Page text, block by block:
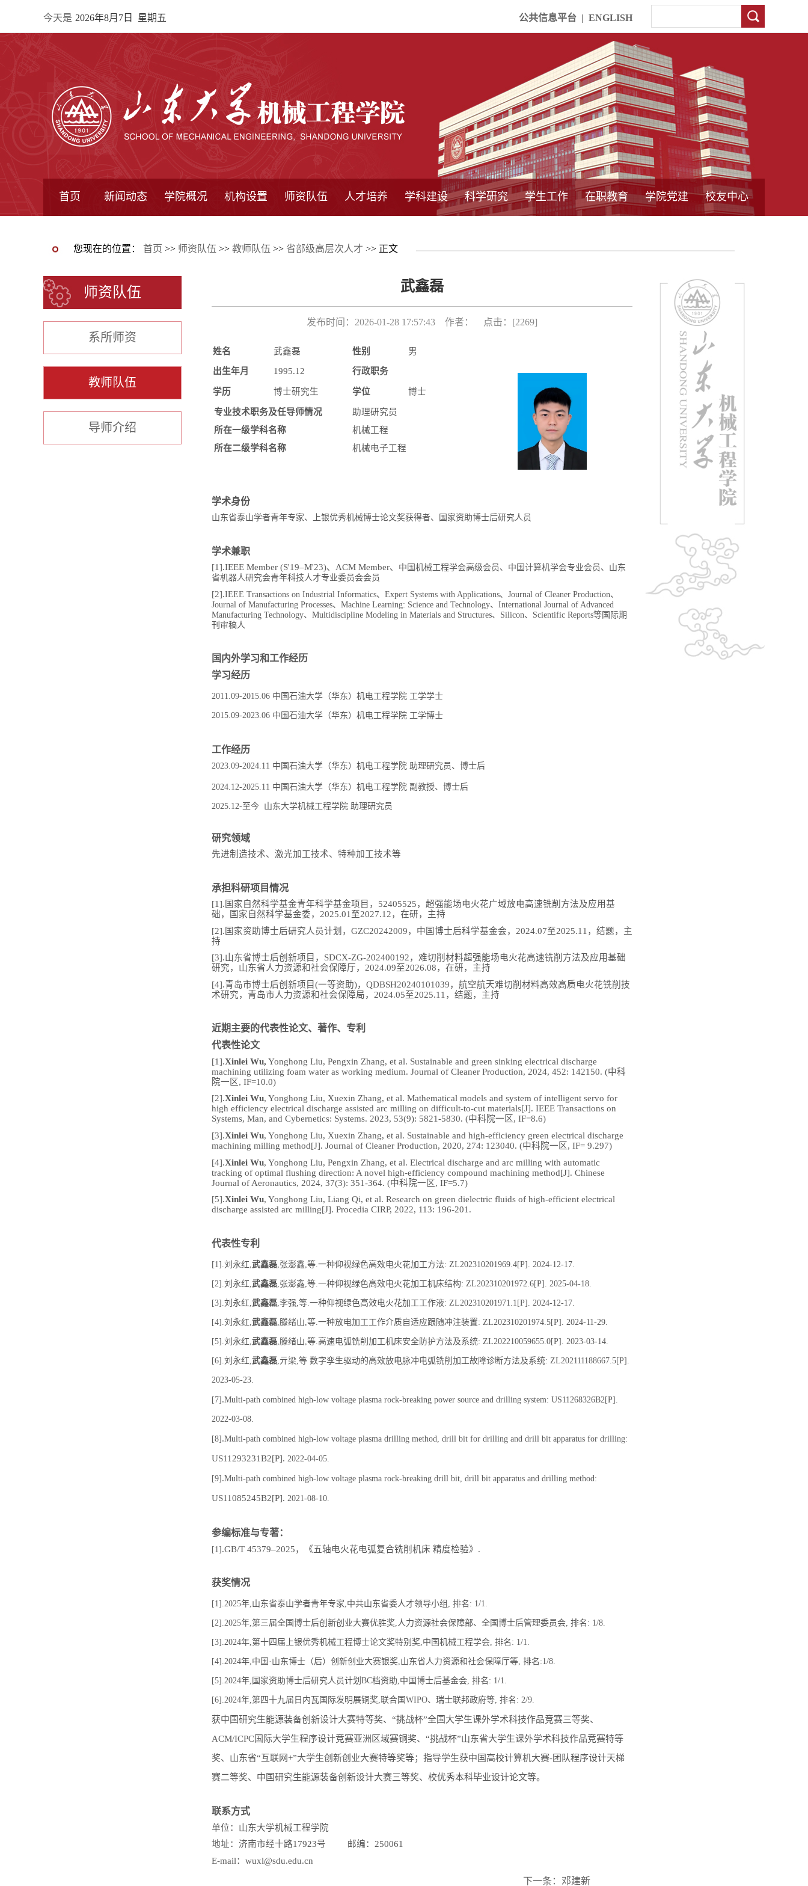
今天是 2026年8月7日 星期五 公共信息平台 | ENGLISH
首页 新闻动态 学院概况 机构设置 师资队伍 人才培养
坛
学科建设 科学研究 学生工作 在职教育 学院党建 校友中心
您现在的位置： 首页 >> 师资队伍 >> 教师队伍 >> 省部级高层次人才 >> 正文
师资队伍
系所师资
教师队伍
导师介绍
武鑫磊
发布时间：2026-01-28 17:57:43 作者： 点击：[2269]
姓名 武鑫磊 性别 男
出生年月 1995.12 行政职务
学历 博士研究生 学位 博士
专业技术职务及任导师情况
助理研究员
所在一级学科名称
机械工程
所在二级学科名称
机械电子工程
学术身份
山东省泰山学者青年专家、上银优秀机械博士论文奖获得者、国家资助博士后研究人员
学术兼职
[1].IEEE Member (S'19–M'23)、ACM Member、 中国 机械工程学会高级会员、中国计算机学会专业会员、山东
省机器人研究会青年科技人才专业委员会会员
[2].IEEE Transactions on Industrial Informatics、Expert Systems with Applications、Journal of Cleaner Production、
Journal of Manufacturing Processes、Machine Learning: Science and Technology、International Journal of Advanced
Manufacturing Technology、Multidiscipline Modeling in Materials and Structures、Silicon、Scientific Reports等国际期
刊审稿人
国内外学习和工作经历
学习经历
2011.09-2015.06 中国石油大学（华东）机电工程学院 工学学士
2015.09-2023.06 中国石油大学（华东）机电工程学院 工学博士
工作经历
2023.09-2024.11 中国石油大学（华东）机电工程学院 助理研究员、博士后
2024.12-2025.11 中国石油大学（华东）机电工程学院 副教授、博士后
2025.12-至今 山东大学机械工程学院 助理研究员
研究领域
先进制造技术、激光加工技术、特种加工技术等
承担科研项目情况
[1].国家自然科学基金青年科学基金项目，52405525，超强能场电火花广域放电高速铣削方法及应用基
础，国家自然科学基金委，2025.01至2027.12，在研，主持
[2].国家资助博士后研究人员计划，GZC20242009，中国博士后科学基金会，2024.07至2025.11，结题，主
持
[3].山东省博士后创新项目，SDCX-ZG-202400192，难切削材料超强能场电火花高速铣削方法及应用基础
研究，山东省人力资源和社会保障厅，2024.09至2026.08，在研，主持
[4].青岛市博士后创新项目(一等资助)，QDBSH20240101039，航空航天难切削材料高效高质电火花铣削技
术研究，青岛市人力资源和社会保障局，2024.05至2025.11，结题，主持
近期主要的代表性论文、著作、专利
代表性论文
[1].Xinlei Wu, Yonghong Liu, Pengxin Zhang, et al. Sustainable and green sinking electrical discharge
machining utilizing foam water as working medium. Journal of Cleaner Production, 2024, 452: 142150. (中科
院一区, IF=10.0)
[2].Xinlei Wu, Yonghong Liu, Xuexin Zhang, et al. Mathematical models and system of intelligent servo for
high efficiency electrical discharge assisted arc milling on difficult-to-cut materials[J]. IEEE Transactions on
Systems, Man, and Cybernetics: Systems. 2023, 53(9): 5821-5830. (中科院一区, IF=8.6)
[3].Xinlei Wu, Yonghong Liu, Xuexin Zhang, et al. Sustainable and high-efficiency green electrical discharge
machining milling method[J]. Journal of Cleaner Production, 2020, 274: 123040. (中科院一区, IF= 9.297)
[4].Xinlei Wu, Yonghong Liu, Pengxin Zhang, et al. Electrical discharge and arc milling with automatic
tracking of optimal flushing direction: A novel high-efficiency compound machining method[J]. Chinese
Journal of Aeronautics, 2024, 37(3): 351-364. (中科院一区, IF=5.7)
[5].Xinlei Wu, Yonghong Liu, Liang Qi, et al. Research on green dielectric fluids of high-efficient electrical
discharge assisted arc milling[J]. Procedia CIRP, 2022, 113: 196-201.
代表性专利
[1].刘永红,武鑫磊,张澎鑫,等.一种仰视绿色高效电火花加工方法: ZL202310201969.4[P]. 2024-12-17.
[2].刘永红,武鑫磊,张澎鑫,等.一种仰视绿色高效电火花加工机床结构: ZL202310201972.6[P]. 2025-04-18.
[3].刘永红,武鑫磊,李强,等.一种仰视绿色高效电火花加工工作液: ZL202310201971.1[P]. 2024-12-17.
[4].刘永红,武鑫磊,滕绪山,等.一种放电加工工作介质自适应跟随冲注装置: ZL202310201974.5[P]. 2024-11-29.
[5].刘永红,武鑫磊,滕绪山,等.高速电弧铣削加工机床安全防护方法及系统: ZL202210059655.0[P]. 2023-03-14.
[6].刘永红,武鑫磊,亓梁,等 数字孪生驱动的高效放电脉冲电弧铣削加工故障诊断方法及系统: ZL202111188667.5[P].
2023-05-23.
[7] .Multi-path combined high-low voltage plasma rock-breaking power source and drilling system: US11268326B2[P] .
2022-03-08.
[8] .Multi-path combined high-low voltage plasma drilling method, drill bit for drilling and drill bit apparatus for drilling:
US11293231B2[P]. 2022-04-05.
[9] .Multi-path combined high-low voltage plasma rock-breaking drill bit, drill bit apparatus and drilling method:
US11085245B2[P]. 2021-08-10.
参编标准与专著：
[1] .GB/T 45379–2025，《五轴电火花电弧复合铣削机床 精度检验》.
获奖情况
[1].2025年,山东省泰山学者青年专家,中共山东省委人才领导小组, 排名: 1/1.
[2].2025年,第三届全国博士后创新创业大赛优胜奖,人力资源社会保障部、全国博士后管理委员会, 排名: 1/8.
[3].2024年,第十四届上银优秀机械工程博士论文奖特别奖,中国机械工程学会, 排名: 1/1.
[4].2024年,中国·山东博士（后）创新创业大赛银奖,山东省人力资源和社会保障厅等, 排名:1/8.
[5].2024年,国家资助博士后研究人员计划BC档资助,中国博士后基金会, 排名: 1/1.
[6].2024年,第四十九届日内瓦国际发明展铜奖,联合国WIPO、瑞士联邦政府等, 排名: 2/9.
获中国研究生能源装备创新设计大赛特等奖、“挑战杯”全国大学生课外学术科技作品竞赛三等奖、
ACM/ICPC国际大学生程序设计竞赛亚洲区域赛铜奖、“挑战杯”山东省大学生课外学术科技作品竞赛特等
奖、山东省“互联网+”大学生创新创业大赛特等奖等；指导学生获中国高校计算机大赛-团队程序设计天梯
赛二等奖、中国研究生能源装备创新设计大赛三等奖、校优秀本科毕业设计论文等。
联系方式
单位：山东大学机械工程学院
地址：济南市经十路17923号 邮编：250061
E-mail：wuxl@sdu.edu.cn
下一条： 邓建新